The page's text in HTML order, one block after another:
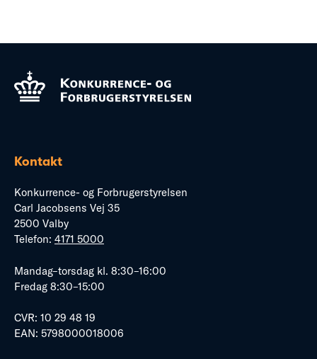
Kontakt
Konkurrence- og Forbrugerstyrelsen
Carl Jacobsens Vej 35
2500 Valby
Telefon: 4171 5000
Mandag–torsdag kl. 8:30–16:00
Fredag 8:30–15:00
CVR: 10 29 48 19
EAN: 5798000018006